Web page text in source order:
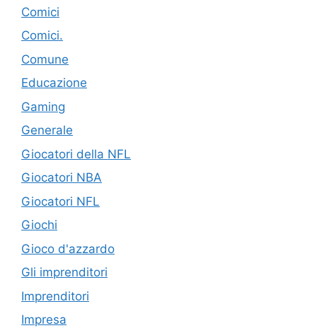
Comici
Comici.
Comune
Educazione
Gaming
Generale
Giocatori della NFL
Giocatori NBA
Giocatori NFL
Giochi
Gioco d'azzardo
Gli imprenditori
Imprenditori
Impresa